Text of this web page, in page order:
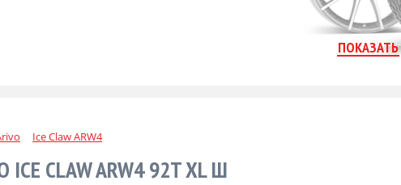
Ice Claw ARW4
ICE CLAW ARW4 92T XL Ш